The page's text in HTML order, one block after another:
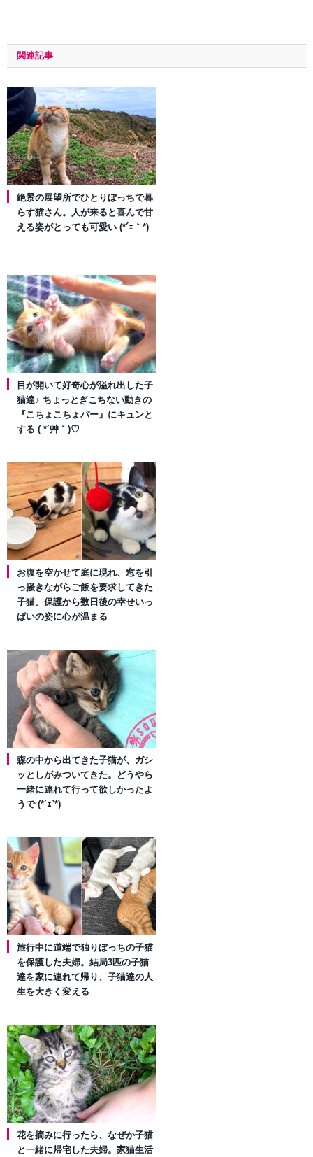
関連記事
絶景の展望所でひとりぼっちで暮
らす猫さん。人が来ると喜んで甘
える姿がとっても可愛い (*´ｪ｀*)
目が開いて好奇心が溢れ出した子
猫達♪ ちょっとぎこちない動きの
『こちょこちょパー』にキュンと
する ( *´艸｀)♡
お腹を空かせて庭に現れ、窓を引
っ掻きながらご飯を要求してきた
子猫。保護から数日後の幸せいっ
ぱいの姿に心が温まる
森の中から出てきた子猫が、ガシ
ッとしがみついてきた。どうやら
一緒に連れて行って欲しかったよ
うで (*´ｪ`*)
旅行中に道端で独りぼっちの子猫
を保護した夫婦。結局3匹の子猫
達を家に連れて帰り、子猫達の人
生を大きく変える
花を摘みに行ったら、なぜか子猫
と一緒に帰宅した夫婦。家猫生活